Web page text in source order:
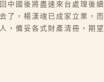
中國後將盡速來台處理後
了，楊漢魂已成家立業，
，備妥各式財產清冊，期